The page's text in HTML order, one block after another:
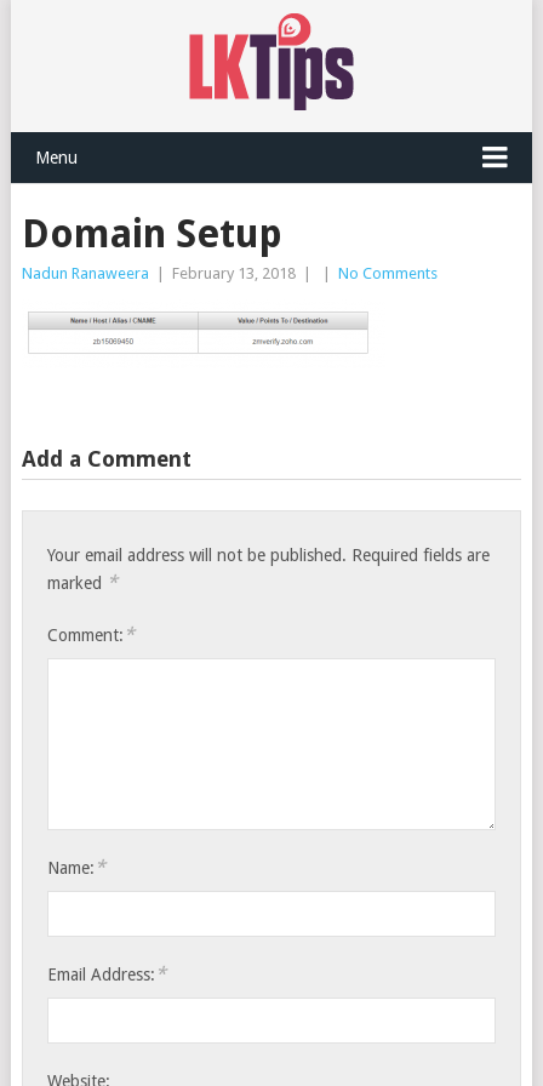
Menu
Domain Setup
Nadun Ranaweera February 13, 2018 No Comments
Add a Comment
Your email address will not be published. Required fields are
marked *
Comment: *
Name: *
Email Address: *
Website: